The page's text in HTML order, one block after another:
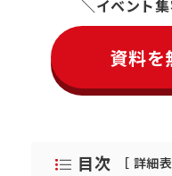
イベント
資料を
目次 ［ 詳細